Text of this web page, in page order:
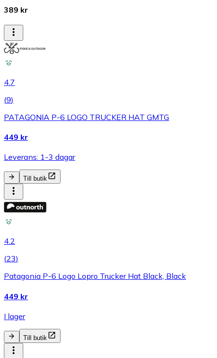
389 kr
4.7
(9)
PATAGONIA P-6 LOGO TRUCKER HAT GMTG
449 kr
Leverans: 1-3 dagar
Till butik
4.2
(23)
Patagonia P-6 Logo Lopro Trucker Hat Black, Black
449 kr
I lager
Till butik